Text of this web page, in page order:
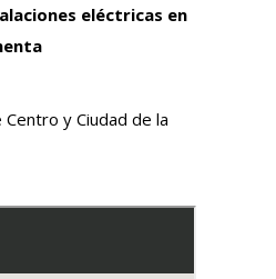
eléctricas en
y Ciudad de la